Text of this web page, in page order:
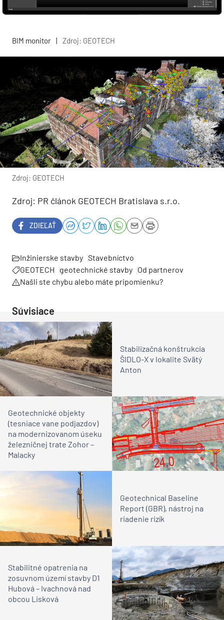
BIM monitor | Zdroj: GEOTECH
Zdroj: GEOTECH
Zdroj: PR článok GEOTECH Bratislava s.r.o.
ZDIEĽAŤ
Inžinierske stavby Stavebníctvo
GEOTECH
geotechnické stavby Od partnerov
Našli ste chybu alebo máte pripomienku?
Súvisiace
Stabilizačná konštrukcia
ŠIDLO-X v lokalite Svätý
Anton
Geotechnické objekty
(tesniace vane podjazdov)
na modernizovanom úseku
železničnej trate Zohor –
Malacky
Geotechnical Baseline
Report (GBR), nástroj na
riadenie rizík
Stabilitné opatrenia na
zosuvnom území stavby D1
Hubová – Ivachnová nad
obcou Lisková